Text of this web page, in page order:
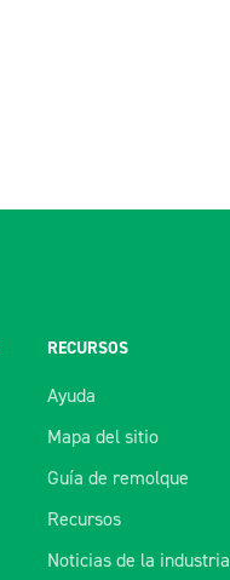
RECURSOS
Ayuda
Mapa del sitio
Guía de remolque
Recursos
Noticias de la industria